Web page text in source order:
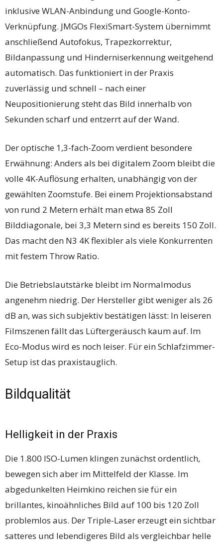
inklusive WLAN-Anbindung und Google-Konto-
Verknüpfung. JMGOs FlexiSmart-System übernimmt
anschließend Autofokus, Trapezkorrektur,
Bildanpassung und Hinderniserkennung weitgehend
automatisch. Das funktioniert in der Praxis
zuverlässig und schnell – nach einer
Neupositionierung steht das Bild innerhalb von
Sekunden scharf und entzerrt auf der Wand.
Der optische 1,3-fach-Zoom verdient besondere
Erwähnung: Anders als bei digitalem Zoom bleibt die
volle 4K-Auflösung erhalten, unabhängig von der
gewählten Zoomstufe. Bei einem Projektionsabstand
von rund 2 Metern erhält man etwa 85 Zoll
Bilddiagonale, bei 3,3 Metern sind es bereits 150 Zoll.
Das macht den N3 4K flexibler als viele Konkurrenten
mit festem Throw Ratio.
Die Betriebslautstärke bleibt im Normalmodus
angenehm niedrig. Der Hersteller gibt weniger als 26
dB an, was sich subjektiv bestätigen lässt: In leiseren
Filmszenen fällt das Lüftergeräusch kaum auf. Im
Eco-Modus wird es noch leiser. Für ein Schlafzimmer-
Setup ist das praxistauglich.
Bildqualität
Helligkeit in der Praxis
Die 1.800 ISO-Lumen klingen zunächst ordentlich,
bewegen sich aber im Mittelfeld der Klasse. Im
abgedunkelten Heimkino reichen sie für ein
brillantes, kinoähnliches Bild auf 100 bis 120 Zoll
problemlos aus. Der Triple-Laser erzeugt ein sichtbar
satteres und lebendigeres Bild als vergleichbar helle